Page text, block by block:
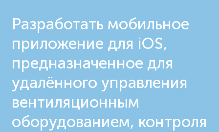
Разработать мобильное
приложение для iOS,
предназначенное для
удалённого управления
вентиляционным
оборудованием, контроля